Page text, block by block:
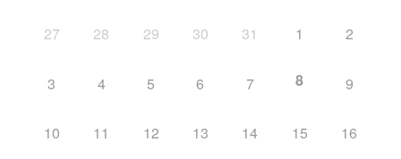
27 28 29 30 31 1 2
3 4 5 6 7 8 9
10 11 12 13 14 15 16